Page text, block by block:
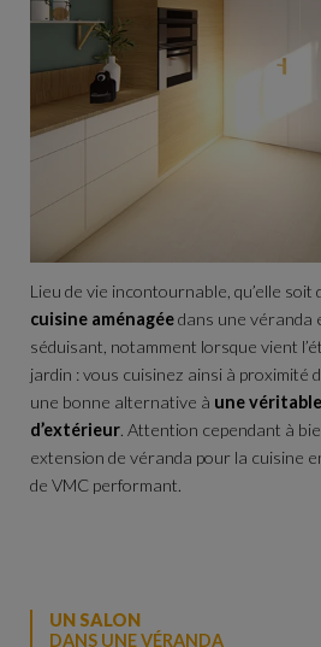
Lieu de vie incontournable, qu’elle soit
cuisine aménagéedans une véranda
séduisant, notamment lorsque vient
jardin : vous cuisinez ainsi à proximité
une bonne alternative à une
d’extérieur. Attention cependant à
extension de véranda pour la cuisine
de VMC performant.
UN SALON
DANS UNE VÉRANDA